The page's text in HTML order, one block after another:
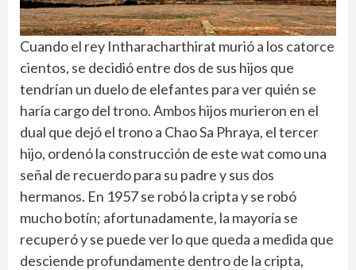
Cuando el rey Intharacharthirat murió a los catorce
cientos, se decidió entre dos de sus hijos que
tendrían un duelo de elefantes para ver quién se
haría cargo del trono. Ambos hijos murieron en el
dual que dejó el trono a Chao Sa Phraya, el tercer
hijo, ordenó la construcción de este wat como una
señal de recuerdo para su padre y sus dos
hermanos. En 1957 se robó la cripta y se robó
mucho botín; afortunadamente, la mayoría se
recuperó y se puede ver lo que queda a medida que
desciende profundamente dentro de la cripta,